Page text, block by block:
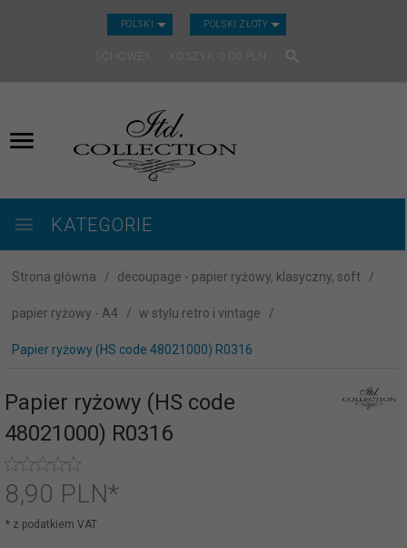
POLSKI CURRENCY_H
POLSKI ZŁOTY
SCHOWEK KOSZYK
KATEGORIE
Strona główna decoupage - papier ryżowy, klasyczny, soft
papier ryżowy - A4 w stylu retro i vintage
Papier ryżowy (HS code 48021000) R0316
Papier ryżowy (HS code
48021000) R0316
8,90 PLN*
* z podatkiem VAT